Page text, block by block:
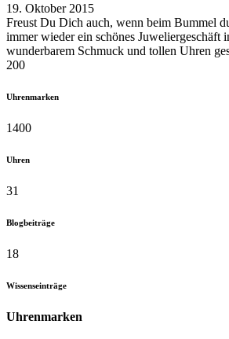
19. Oktober 2015
Freust Du Dich auch, wenn beim Bummel
immer wieder ein schönes Juweliergeschäft
wunderbarem Schmuck und tollen Uhren
200
Uhrenmarken
1400
Uhren
31
Blogbeiträge
18
Wissenseinträge
Uhrenmarken